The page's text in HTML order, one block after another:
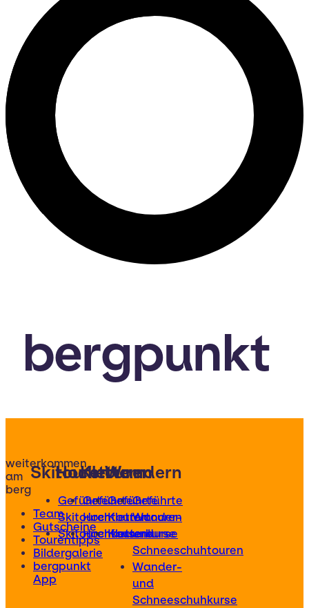
bergpunkt
weiterkommen
am
berg
Team
Gutscheine
Tourentipps
Bildergalerie
bergpunkt
App
Skitouren
Geführte
Skitouren
Skitourenkurse
Hochtouren
Geführte
Hochtouren
Hochtourenkurse
Klettern
Geführte
Klettertouren
Kletterkurse
Wandern
Geführte
Wander-
und
Schneeschuhtouren
Wander-
und
Schneeschuhkurse